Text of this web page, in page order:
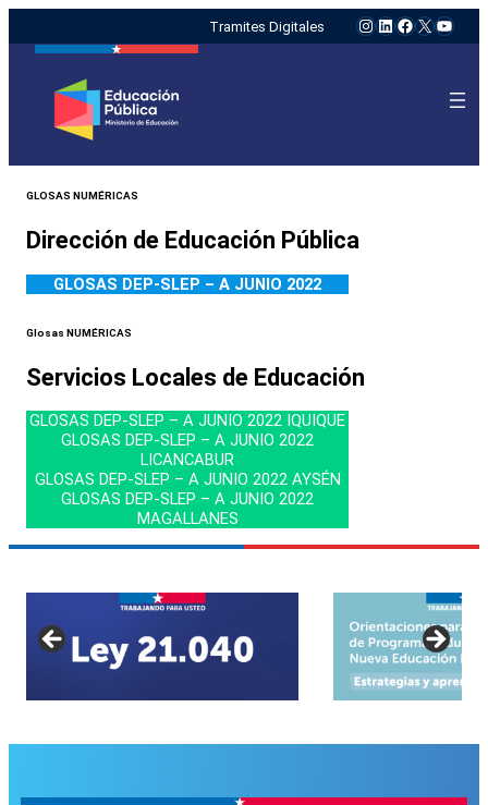
Tramites Digitales Instagram
LinkedIn
Facebook
X
GLOSAS NUMÉRICAS
Dirección de Educación Pública
GLOSAS DEP-SLEP – A JUNIO 2022
Glosas NUMÉRICAS
Servicios Locales de Educación
GLOSAS DEP-SLEP – A JUNIO 2022 IQUIQUE
GLOSAS DEP-SLEP – A JUNIO 2022
LICANCABUR
GLOSAS DEP-SLEP – A JUNIO 2022 AYSÉN
GLOSAS DEP-SLEP – A JUNIO 2022
MAGALLANES